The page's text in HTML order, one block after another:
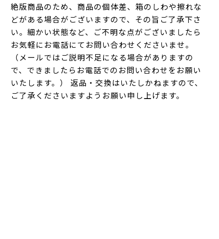
絶版商品のため、商品の個体差、箱のしわや擦れな
どがある場合がございますので、その旨ご了承下さ
い。細かい状態など、ご不明な点がございましたら
お気軽にお電話にてお問い合わせくださいませ。
（メールではご説明不足になる場合がありますの
で、できましたらお電話でのお問い合わせをお願い
いたします。） 返品・交換はいたしかねますので、
ご了承くださいますようお願い申し上げます。